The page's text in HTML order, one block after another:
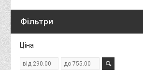
Фільтри
Ціна